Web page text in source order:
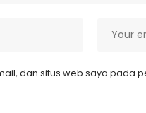
dan situs web saya pada